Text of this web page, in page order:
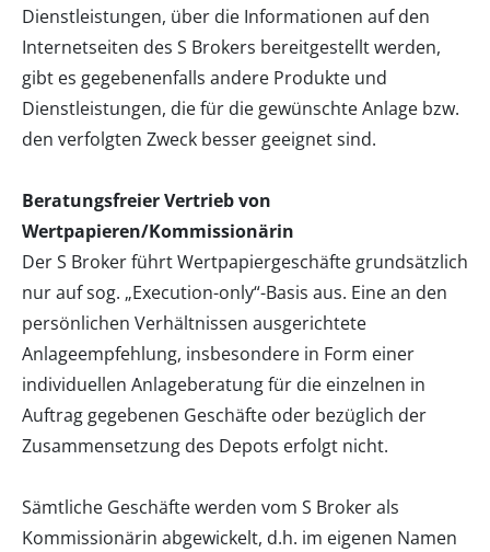
Dienstleistungen, über die Informationen auf den
Internetseiten des S Brokers bereitgestellt werden,
gibt es gegebenenfalls andere Produkte und
Dienstleistungen, die für die gewünschte Anlage bzw.
den verfolgten Zweck besser geeignet sind.
Beratungsfreier Vertrieb von
Wertpapieren/Kommissionärin
Der S Broker führt Wertpapiergeschäfte grundsätzlich
nur auf sog. „Execution-only“-Basis aus. Eine an den
persönlichen Verhältnissen ausgerichtete
Anlageempfehlung, insbesondere in Form einer
individuellen Anlageberatung für die einzelnen in
Auftrag gegebenen Geschäfte oder bezüglich der
Zusammensetzung des Depots erfolgt nicht.
Sämtliche Geschäfte werden vom S Broker als
Kommissionärin abgewickelt, d.h. im eigenen Namen